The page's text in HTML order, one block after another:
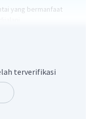
yang bermanfaat
72terverifikasi